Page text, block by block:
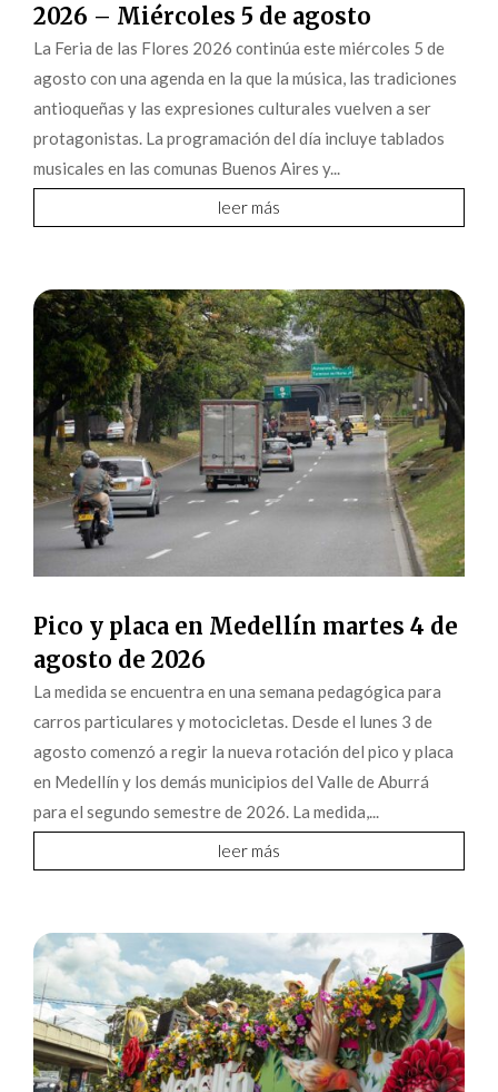
2026 – Miércoles 5 de agosto
La Feria de las Flores 2026 continúa este miércoles 5 de
agosto con una agenda en la que la música, las tradiciones
antioqueñas y las expresiones culturales vuelven a ser
protagonistas. La programación del día incluye tablados
musicales en las comunas Buenos Aires y...
leer más
Pico y placa en Medellín martes 4 de
agosto de 2026
La medida se encuentra en una semana pedagógica para
carros particulares y motocicletas. Desde el lunes 3 de
agosto comenzó a regir la nueva rotación del pico y placa
en Medellín y los demás municipios del Valle de Aburrá
para el segundo semestre de 2026. La medida,...
leer más